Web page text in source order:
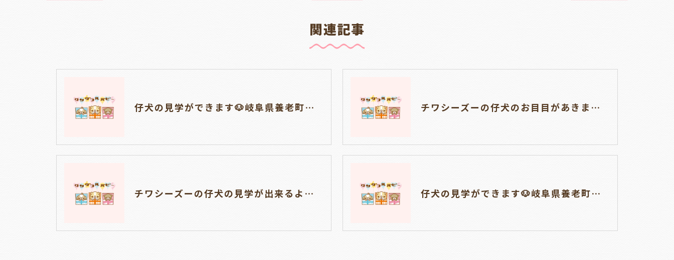
関連記事
仔犬の見学ができます🐶岐阜県養老町のブリーダー「ワンダフルパピー」です。 チワシーズーの仔犬のお目目があきました👀岐阜県養老町のブリーダーワンダフルパピーです。
チワシーズーの仔犬の見学が出来るようになりました🐶岐阜県養老町のブリーダーワンダフルパピーです 仔犬の見学ができます🐶岐阜県養老町のブリーダー「ワンダフルパピー」です。